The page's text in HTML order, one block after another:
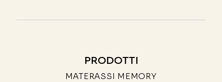
PRODOTTI
MATERASSI MEMORY